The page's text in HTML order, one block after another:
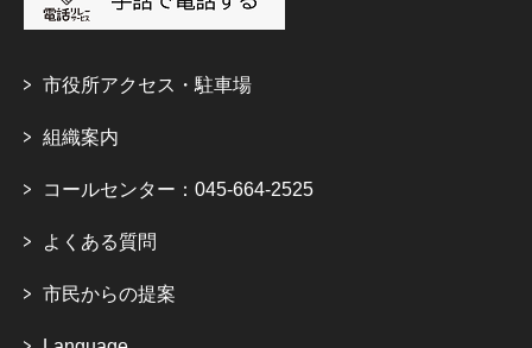
市役所アクセス・駐車場
組織案内
コールセンター：045-664-2525
よくある質問
市民からの提案